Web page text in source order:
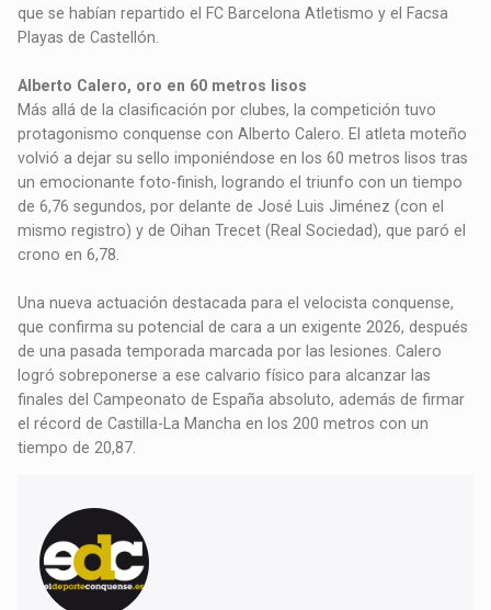
que se habían repartido el FC Barcelona Atletismo y el Facsa
Playas de Castellón.
Alberto Calero, oro en 60 metros lisos
Más allá de la clasificación por clubes, la competición tuvo
protagonismo conquense con Alberto Calero. El atleta moteño
volvió a dejar su sello imponiéndose en los 60 metros lisos tras
un emocionante foto-finish, logrando el triunfo con un tiempo
de 6,76 segundos, por delante de José Luis Jiménez (con el
mismo registro) y de Oihan Trecet (Real Sociedad), que paró el
crono en 6,78.
Una nueva actuación destacada para el velocista conquense,
que confirma su potencial de cara a un exigente 2026, después
de una pasada temporada marcada por las lesiones. Calero
logró sobreponerse a ese calvario físico para alcanzar las
finales del Campeonato de España absoluto, además de firmar
el récord de Castilla-La Mancha en los 200 metros con un
tiempo de 20,87.